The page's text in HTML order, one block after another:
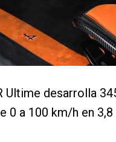
Ultime desarrolla
0 a 100 km/h en